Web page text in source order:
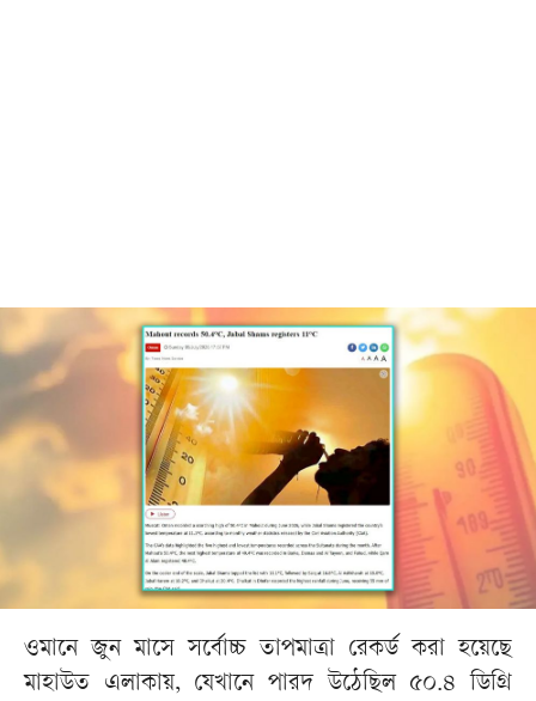
ওমানে জুন মাসে সর্বোচ্চ তাপমাত্রা রেকর্ড করা হয়েছে
মাহাউত এলাকায়, যেখানে পারদ উঠেছিল ৫০.৪ ডিগ্রি